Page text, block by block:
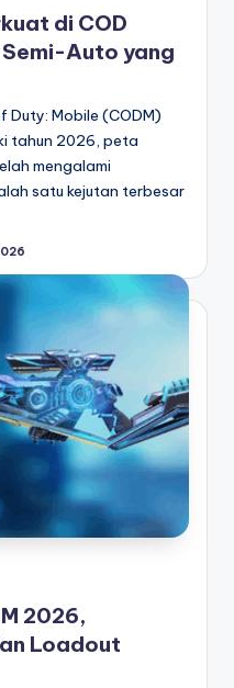
di COD
Auto yang
Duty: Mobile (CODM)
tahun 2026, peta
mengalami
satu kejutan terbesar
2026,
Loadout